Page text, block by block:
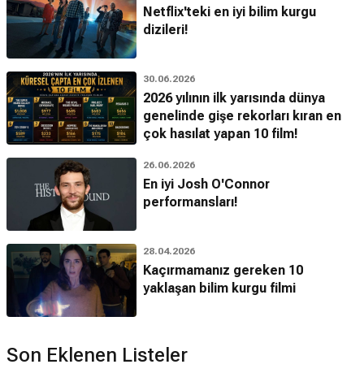
Netflix'teki en iyi bilim kurgu
dizileri!
30.06.2026
2026 yılının ilk yarısında dünya
genelinde gişe rekorları kıran en
çok hasılat yapan 10 film!
26.06.2026
En iyi Josh O'Connor
performansları!
28.04.2026
Kaçırmamanız gereken 10
yaklaşan bilim kurgu filmi
Son Eklenen Listeler